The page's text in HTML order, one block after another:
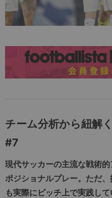
チーム分析から紐解
#7
現代サッカーの主流な戦術
ポジショナルプレー。ただ
も実際にピッチ上で実践し